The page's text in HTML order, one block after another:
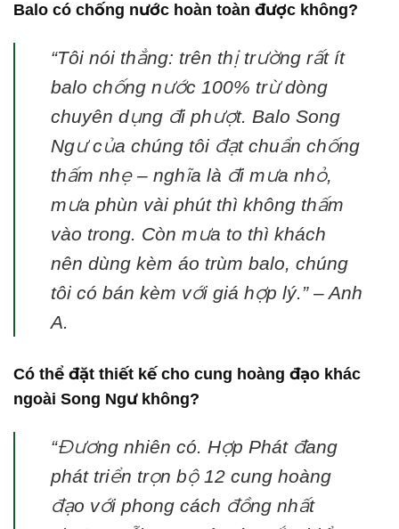
Balo có chống nước hoàn toàn được không?
“Tôi nói thẳng: trên thị trường rất ít
balo chống nước 100% trừ dòng
chuyên dụng đi phượt. Balo Song
Ngư của chúng tôi đạt chuẩn chống
thấm nhẹ – nghĩa là đi mưa nhỏ,
mưa phùn vài phút thì không thấm
vào trong. Còn mưa to thì khách
nên dùng kèm áo trùm balo, chúng
tôi có bán kèm với giá hợp lý.”– Anh
A.
Có thể đặt thiết kế cho cung hoàng đạo khác
ngoài Song Ngư không?
“Đương nhiên có. Hợp Phát đang
phát triển trọn bộ 12 cung hoàng
đạo với phong cách đồng nhất